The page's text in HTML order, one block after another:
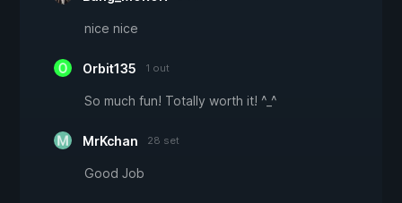
nice nice
Orbit135 1 out
So much fun! Totally worth it! ^_^
MrKchan 28 set
Good Job